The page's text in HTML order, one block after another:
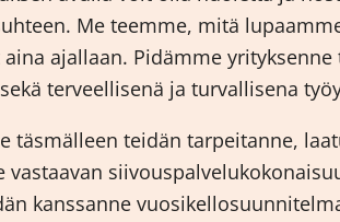
Me teemme, mitä
ajallaan. Pidämme
terveellisenä ja turvallisena
täsmälleen teidän tarpeitanne,
vastaavan
kanssanne